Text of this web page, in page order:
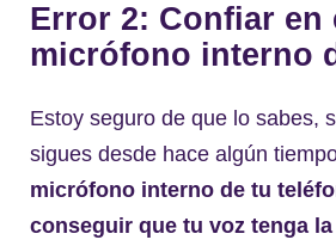
Error 2: Confiar en
micrófono interno
Estoy seguro de que lo sabes,
sigues desde hace algún
micrófono interno de tu
conseguir que tu voz tenga